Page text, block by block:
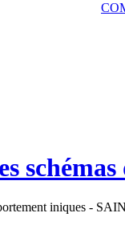
iniques -